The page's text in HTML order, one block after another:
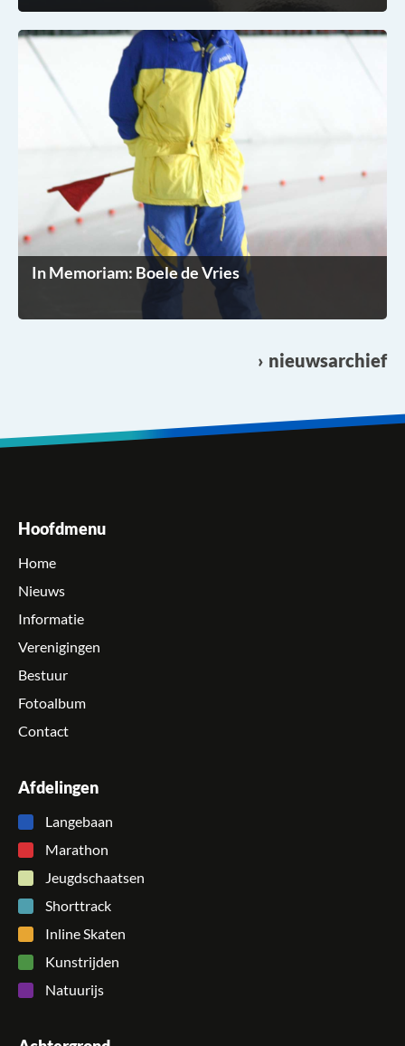
In Memoriam: Boele de Vries
nieuwsarchief
Hoofdmenu
Home
Nieuws
Informatie
Verenigingen
Bestuur
Fotoalbum
Contact
Afdelingen
Langebaan
Marathon
Jeugdschaatsen
Shorttrack
Inline Skaten
Kunstrijden
Natuurijs